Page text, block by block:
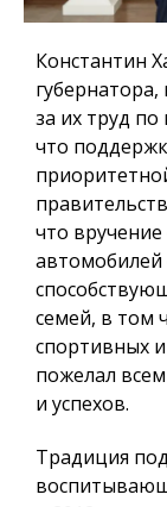
Константин
за их труд
что
что
автомобилей
семей, в том
спортивных
пожелал
и успехов.
Традиция